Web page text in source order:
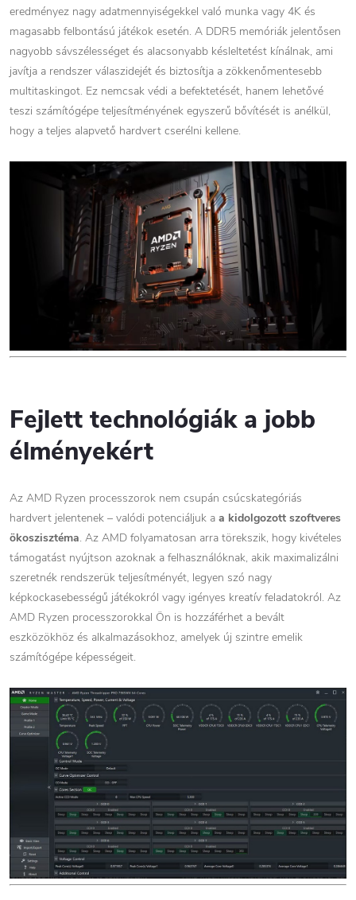
eredményez nagy adatmennyiségekkel való munka vagy 4K és
magasabb felbontású játékok esetén. A DDR5 memóriák jelentősen
nagyobb sávszélességet és alacsonyabb késleltetést kínálnak, ami
javítja a rendszer válaszidejét és biztosítja a zökkenőmentesebb
multitaskingot. Ez nemcsak védi a befektetését, hanem lehetővé
teszi számítógépe teljesítményének egyszerű bővítését is anélkül,
hogy a teljes alapvető hardvert cserélni kellene.
Fejlett technológiák a jobb
élményekért
Az AMD Ryzen processzorok nem csupán csúcskategóriás
hardvert jelentenek – valódi potenciáljuk a a kidolgozott szoftveres
ökoszisztéma. Az AMD folyamatosan arra törekszik, hogy kivételes
támogatást nyújtson azoknak a felhasználóknak, akik maximalizálni
szeretnék rendszerük teljesítményét, legyen szó nagy
képkockasebességű játékokról vagy igényes kreatív feladatokról. Az
AMD Ryzen processzorokkal Ön is hozzáférhet a bevált
eszközökhöz és alkalmazásokhoz, amelyek új szintre emelik
számítógépe képességeit.